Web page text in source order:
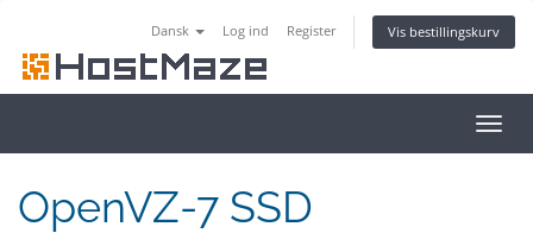
Dansk Log ind Register Vis bestillingskurv
OpenVZ-7 SSD